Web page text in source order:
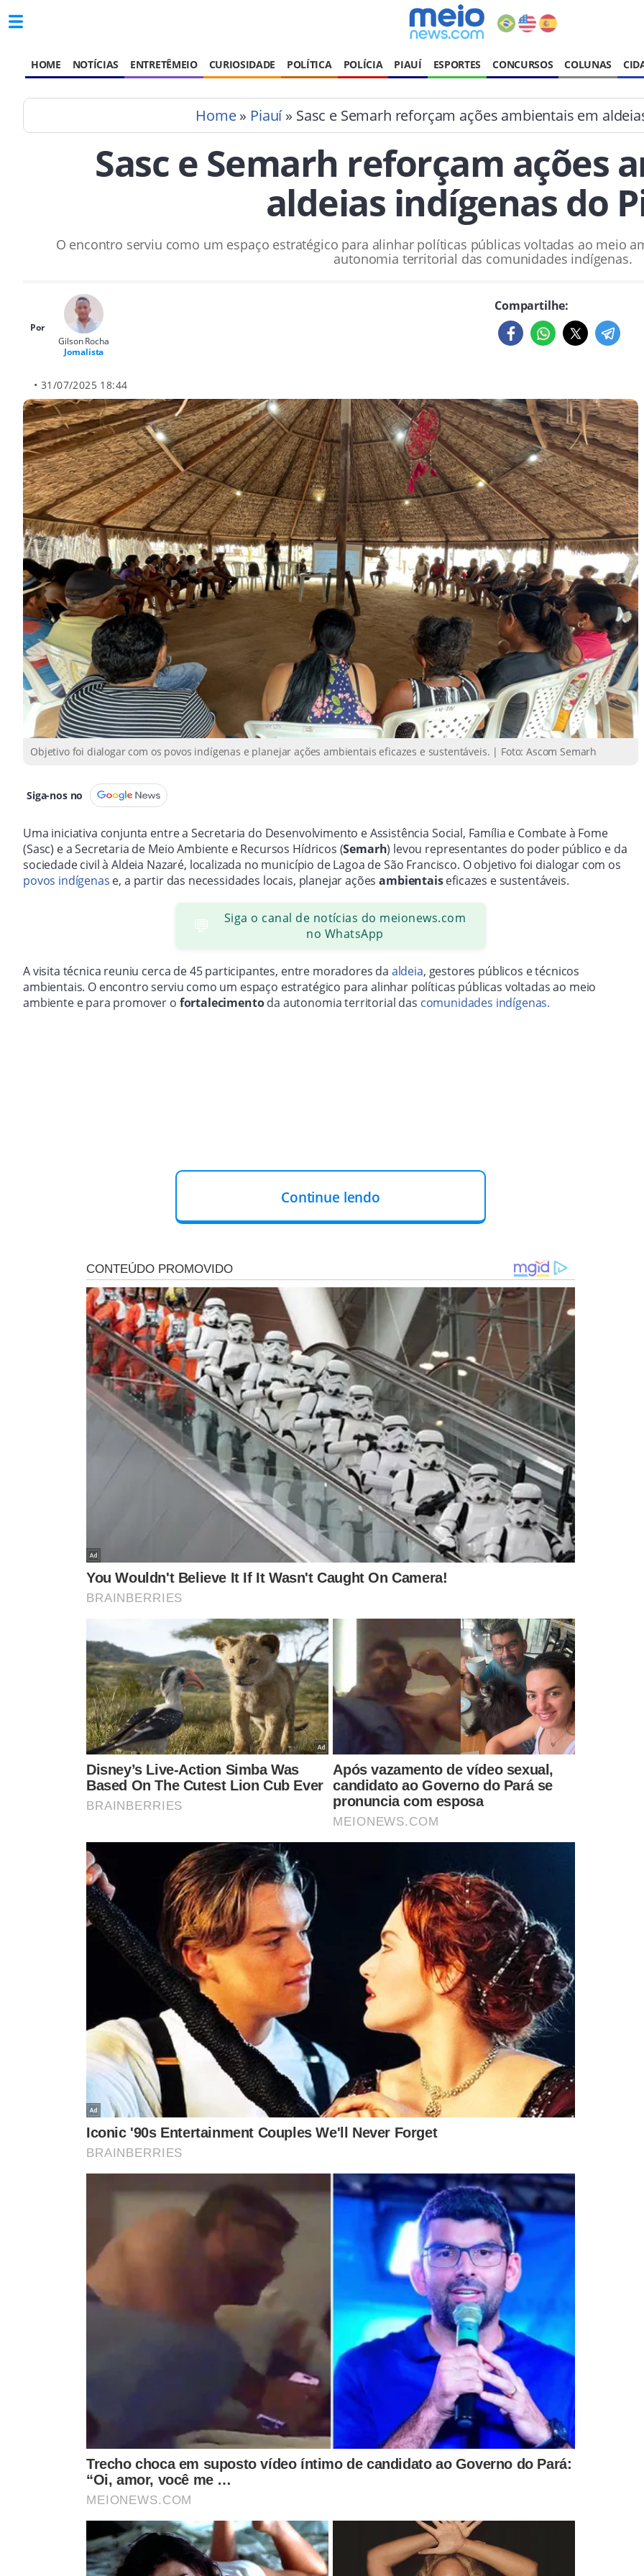
HOME NOTÍCIAS ENTRETÊMEIO CURIOSIDADE POLÍTICA POLÍCIA PIAUÍ ESPORTES CONCURSOS COLUNAS
Home» Piauí» Sasc e Semarh reforçam ações ambientais em
Sasc e Semarh reforçam ações
aldeias indígenas do
O encontro serviu como um espaço estratégico para alinhar políticas públicas voltadas ao meio
autonomia territorial das comunidades indígenas.
Por
Gilson Rocha
Jornalista
• 31/07/2025 18:44
Compartilhe:
Objetivo foi dialogar com os povos indígenas e planejar ações ambientais eficazes e sustentáveis. | Foto: Ascom Semarh
Siga-nos no
Uma iniciativa conjunta entre a Secretaria do Desenvolvimento e Assistência Social, Família e Combate à Fome
(Sasc) e a Secretaria de Meio Ambiente e Recursos Hídricos (Semarh) levou representantes do poder público e da
sociedade civil à Aldeia Nazaré, localizada no município de Lagoa de São Francisco. O objetivo foi dialogar com os
povos indígenas e, a partir das necessidades locais, planejar açõesambientaiseficazes e sustentáveis.
💬
Siga o canal de notícias do meionews.com
no WhatsApp
A visita técnica reuniu cerca de 45 participantes, entre moradores da aldeia, gestores públicos e técnicos
ambientais. O encontro serviu como um espaço estratégico para alinhar políticas públicas voltadas ao meio
ambiente e para promover o fortalecimentoda autonomia territorial das comunidades indígenas.
PRODUÇÃO DA CASA DE FARINHA
Entre as propostas apresentadas durante a reunião estão a instalação de umacasa de farinhapara fortalecer a
produção local, melhorias no sistema de abastecimento de água, perfuração de poços artesianos e a promoção de
atividades de educação ambiental, com foco na juventude e nas
mulheres indígenas.
Com o território oficialmente titulado pelo Instituto de Regularização Fundiária do Piauí (Interpi) desde 2022, a
Aldeia Nazaréentra agora em uma nova etapa de fortalecimento institucional. Para Henrique Manoel, diretor de
Povos Originários da Sasc e cacique da comunidade, o momento representa um avanço significativo. “A
comunidade compreendeu que esse processo é fundamental para garantir a gestão ambiental do próprio
território e proteger-se de ameaças externas. É uma demonstração clara de compromisso com a
”, afirmou.
Durante a ação, a equipe técnica daSemarhiniciou a atualização do Cadastro Ambiental Rural (CAR) da
um instrumento essencial para omonitoramentoe preservação das áreas rurais. Além disso, a visita incluiu uma
vistoria com o uso de drones, que permitiu mapear áreas estratégicas e planejar projetos de base comunitária
voltados à conservação ambiental e ao uso tradicional das terrasindígenas
RESILIÊNCIA E FORÇA
Dia dos povos indígenas: veja
os 6 mitos mais contados
sobre eles
GRATUITO
Museu do Piauí realiza a 21ª
Semana dos Povos Indígenas
até sexta-feira (19)
19° ACAMPAMENTO TERRA LIVRE
Povos indígenas do Piauí
farão marcha a Brasília em
POVOS INDÍGENAS AÇÕES AMBIENTAIS SEMARH SUSTENTABILIDADE
VER COMENTÁRIOS
Secretária pula janela para
salvar estudante engasgado
PARA TODOS OS PÚBLICOS
Onde é hoje? Confira
eventos culturais gratuitos
FATALIDADE!
Motociclista morre após
sofrer pancada na cabeça
Continue lendo